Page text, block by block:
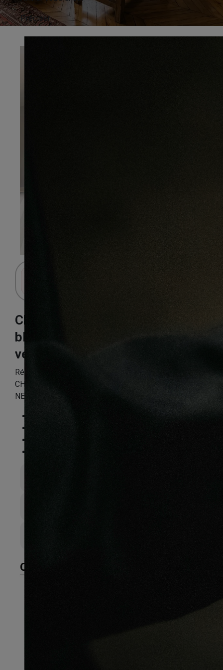
Préciser
Chêne select
blanc de neige
verni 120X14mm
Référence:
CHENE MASSIF VERNI BROSSE SELECT BLANC DE
NEIGE 120x14mm LV – Certifié FSC 100 %
CARACTÉRISTIQUES